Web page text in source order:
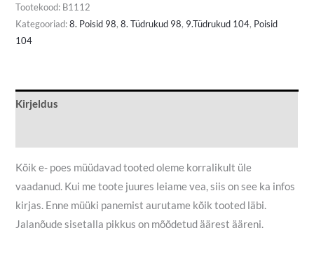
Tootekood: B1112
Kategooriad:8. Poisid 98,8. Tüdrukud 98, 9.Tüdrukud 104, Poisid
104
Kirjeldus
Kõik e- poes müüdavad tooted oleme korralikult üle
vaadanud. Kui me toote juures leiame vea, siis on see ka infos
kirjas. Enne müüki panemist aurutame kõik tooted läbi.
Jalanõude sisetalla pikkus on mõõdetud äärest ääreni.